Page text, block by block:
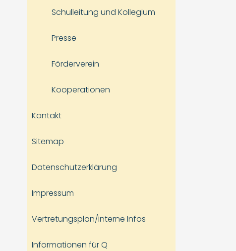
Schulleitung und Kollegium
Presse
Förderverein
Kooperationen
Kontakt
Sitemap
Datenschutzerklärung
Impressum
Vertretungsplan/interne Infos
Informationen für Q